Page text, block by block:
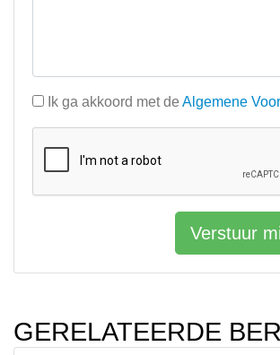
Ik ga akkoord met de Algemene
Verstuur
GERELATEERDE